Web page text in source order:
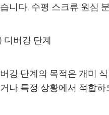
니다. 수평 스크류 원심
디버깅 단계
깅 단계의 목적은 개미
나 특정 상황에서 적합